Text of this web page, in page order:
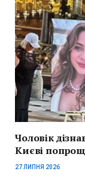
Чоловік
Києві
27 ЛИПНЯ 2026